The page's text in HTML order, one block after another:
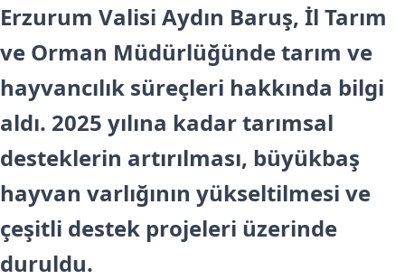
Erzurum Valisi Aydın Baruş, İl Tarım
ve Orman Müdürlüğünde tarım ve
hayvancılık süreçleri hakkında bilgi
aldı. 2025 yılına kadar tarımsal
desteklerin artırılması, büyükbaş
hayvan varlığının yükseltilmesi ve
çeşitli destek projeleri üzerinde
duruldu.